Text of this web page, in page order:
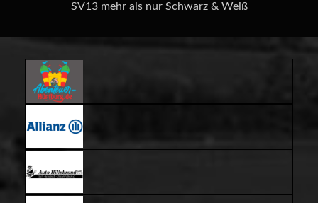
SV13 mehr als nur Schwarz & Weiß